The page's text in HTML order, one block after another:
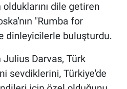
dile getiren
"Rumba for
dinleyicilerle buluşturdu.
Julius Darvas, Türk
sevdiklerini, Türkiye'de